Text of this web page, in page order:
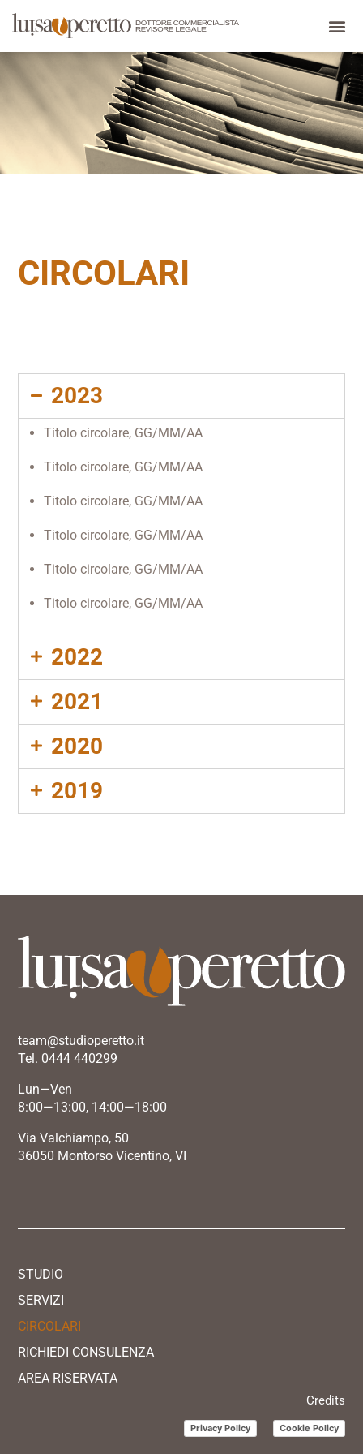
CIRCOLARI
2023
Titolo circolare, GG/MM/AA
Titolo circolare, GG/MM/AA
Titolo circolare, GG/MM/AA
Titolo circolare, GG/MM/AA
Titolo circolare, GG/MM/AA
Titolo circolare, GG/MM/AA
2022
2021
2020
2019
team@studioperetto.it
Tel. 0444 440299
Lun—Ven
8:00—13:00, 14:00—18:00
Via Valchiampo, 50
36050 Montorso Vicentino, VI
STUDIO
SERVIZI
CIRCOLARI
RICHIEDI CONSULENZA
AREA RISERVATA
Credits
Privacy Policy Cookie Policy